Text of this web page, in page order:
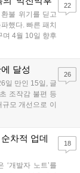
불 위기를 딛고
했다. 빠른 패치
며 4월 10일 향후
고 있다....
22
달성
일 만인 15일, 글
조작감 불편 등
모 개선으로 이
스 재대결, 난이
26
차적 업데
‘개발자 노트’를
18